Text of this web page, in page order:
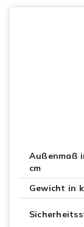
Außenmaß
cm
Gewicht in